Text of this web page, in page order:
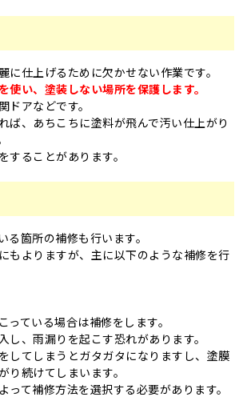
に仕上げるために欠かせない作業です。
使い、塗装しない場所を保護します。
ドアなどです。
ば、あちこちに塗料が飛んで汚い仕上がり
することがあります。
る箇所の補修も行います。
もよりますが、主に以下のような補修を行
っている場合は補修をします。
し、雨漏りを起こす恐れがあります。
してしまうとガタガタになりますし、塗膜
り続けてしまいます。
って補修方法を選択する必要があります。